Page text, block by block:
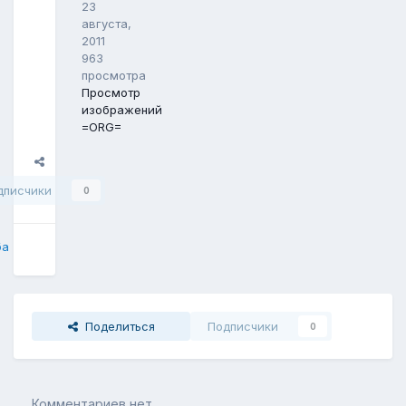
23
августа,
2011
963
просмотра
Просмотр
изображений
=ORG=
0
Поделиться Подписчики 0